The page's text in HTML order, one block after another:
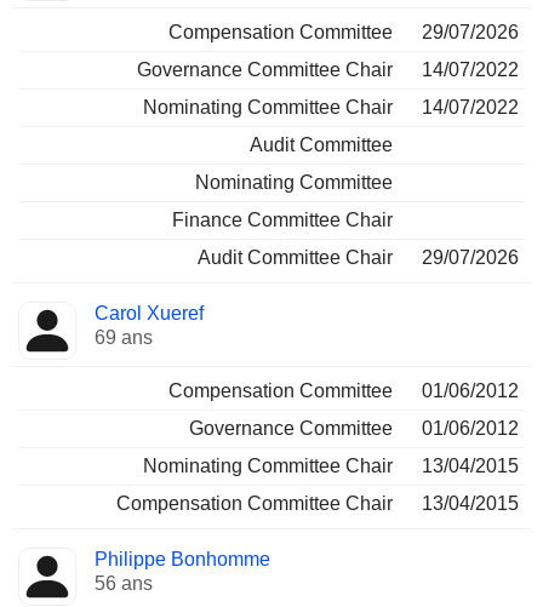
Compensation Committee
29/07/2026
Governance Committee Chair
14/07/2022
Nominating Committee Chair
14/07/2022
Audit Committee
Nominating Committee
Finance Committee Chair
Audit Committee Chair
29/07/2026
Carol Xueref
69 ans
Compensation Committee
01/06/2012
Governance Committee
01/06/2012
Nominating Committee Chair
13/04/2015
Compensation Committee Chair
13/04/2015
Philippe Bonhomme
56 ans